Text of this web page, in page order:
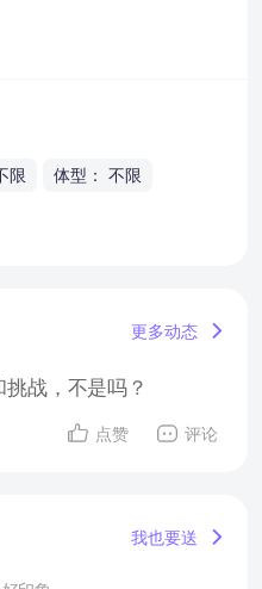
限 体型： 不限
更多动态
战，不是吗？
点赞 评论
我也要送